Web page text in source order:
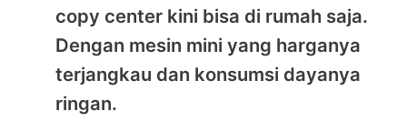
copy center kini bisa di rumah saja.
Dengan mesin mini yang harganya
terjangkau dan konsumsi dayanya
ringan.